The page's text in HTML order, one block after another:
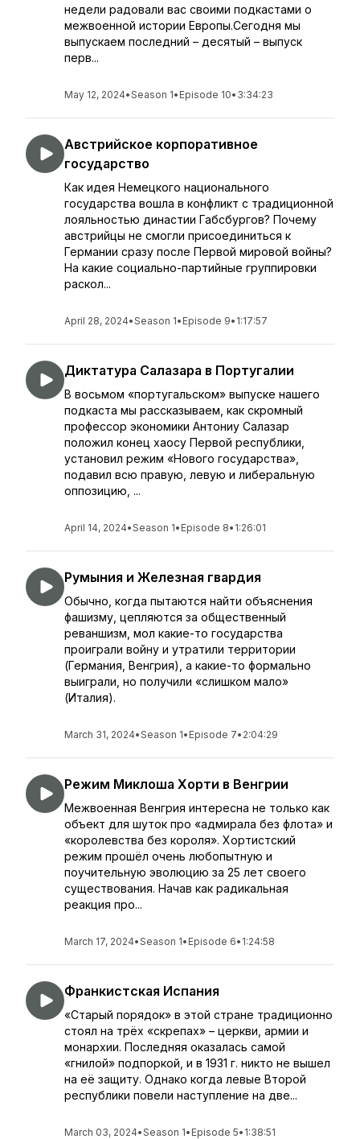
недели радовали вас своими подкастами о
межвоенной истории Европы.Сегодня мы
выпускаем последний – десятый – выпуск
перв...
May 12, 2024•Season 1• Episode 10• 3:34:23
Австрийское корпоративное
государство
Как идея Немецкого национального
государства вошла в конфликт с традиционной
лояльностью династии Габсбургов? Почему
австрийцы не смогли присоединиться к
Германии сразу после Первой мировой войны?
На какие социально-партийные группировки
раскол...
April 28, 2024•Season 1• Episode 9• 1:17:57
Диктатура Салазара в Португалии
В восьмом «португальском» выпуске нашего
подкаста мы рассказываем, как скромный
профессор экономики Антониу Салазар
положил конец хаосу Первой республики,
установил режим «Нового государства»,
подавил всю правую, левую и либеральную
оппозицию, ...
April 14, 2024•Season 1• Episode 8• 1:26:01
Румыния и Железная гвардия
Обычно, когда пытаются найти объяснения
фашизму, цепляются за общественный
реваншизм, мол какие-то государства
проиграли войну и утратили территории
(Германия, Венгрия), а какие-то формально
выиграли, но получили «слишком мало»
(Италия).
March 31, 2024•Season 1• Episode 7• 2:04:29
Режим Миклоша Хорти в Венгрии
Межвоенная Венгрия интересна не только как
объект для шуток про «адмирала без флота» и
«королевства без короля». Хортистский
режим прошёл очень любопытную и
поучительную эволюцию за 25 лет своего
существования. Начав как радикальная
реакция про...
March 17, 2024•Season 1• Episode 6• 1:24:58
Франкистская Испания
«Старый порядок» в этой стране традиционно
стоял на трёх «скрепах» – церкви, армии и
монархии. Последняя оказалась самой
«гнилой» подпоркой, и в 1931 г. никто не вышел
на её защиту. Однако когда левые Второй
республики повели наступление на две...
March 03, 2024•Season 1• Episode 5• 1:38:51